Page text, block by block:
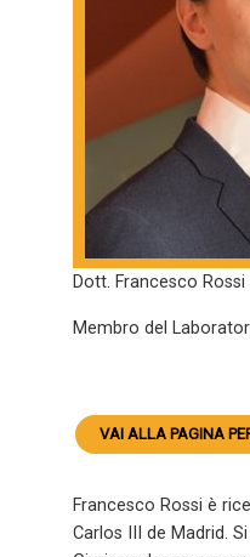
Dott. Francesco Rossi
Membro del
VAI ALLA PAGINA
Francesco Rossi è
Carlos III de Madrid.